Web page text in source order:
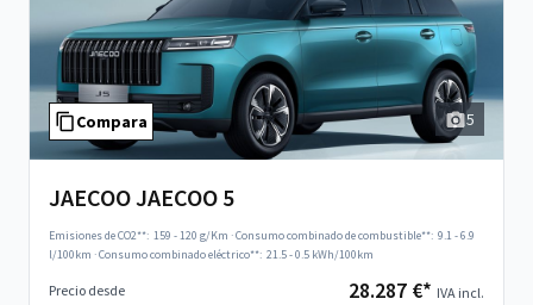
Compara 5
JAECOO JAECOO 5
Emisiones de CO2**: 159 - 120 g/Km ·Consumo combinado de combustible**: 9.1 - 6.9
l/100km ·Consumo combinado eléctrico**: 21.5 - 0.5 kWh/100km
Precio desde 28.287 €* IVA incl.